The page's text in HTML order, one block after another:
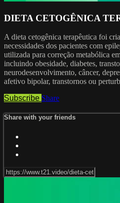
DIETA CETOGÊNICA
A dieta cetogênica terapêutica foi
necessidades dos pacientes com
utilizada para correção metabólica
incluindo obesidade, diabetes,
neurodesenvolvimento, câncer,
afetivo bipolar, transtornos ou
Subscribe Share
Share with your friends